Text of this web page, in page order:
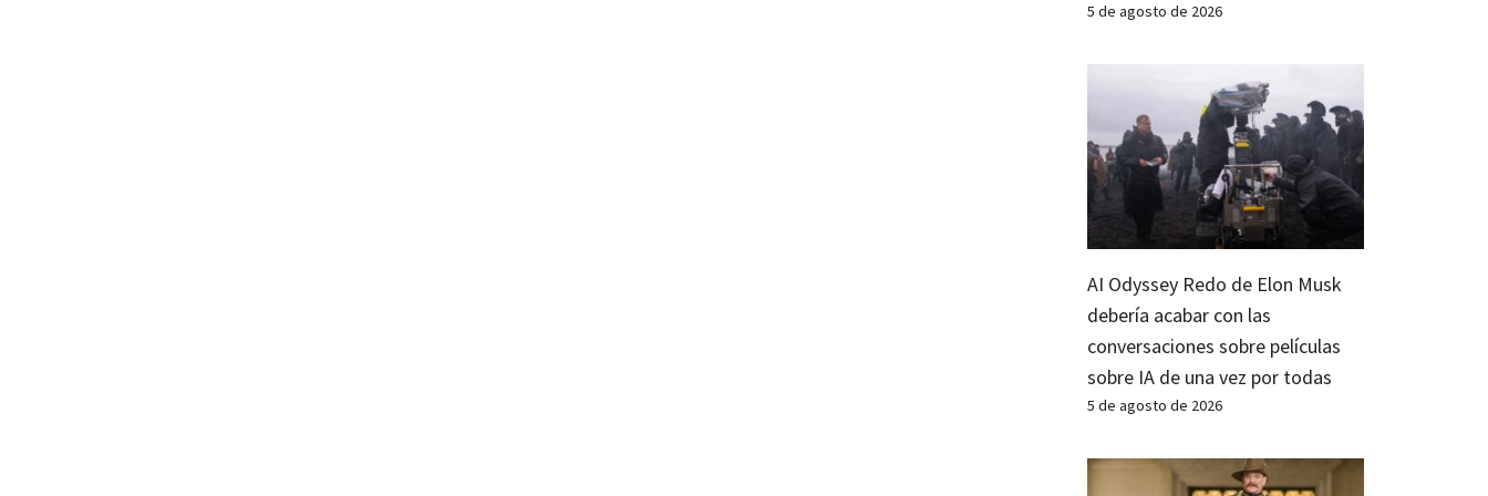
5 de agosto de 2026
AI Odyssey Redo de Elon Musk
debería acabar con las
conversaciones sobre películas
sobre IA de una vez por todas
5 de agosto de 2026